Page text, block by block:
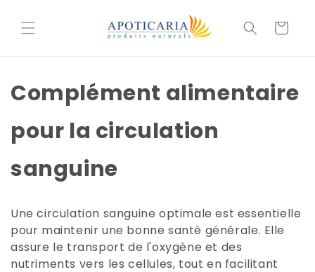
content
Carrito
Complément alimentaire
pour la circulation
sanguine
Une circulation sanguine optimale est essentielle
pour maintenir une bonne santé générale. Elle
assure le transport de l'oxygène et des
nutriments vers les cellules, tout en facilitant